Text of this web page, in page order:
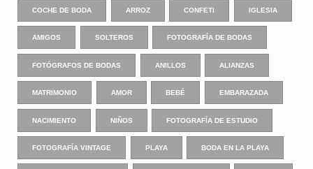
COCHE DE BODA ARROZ CONFETI IGLESIA
AMIGOS SOLTEROS FOTOGRAFÍA DE BODAS
FOTÓGRAFOS DE BODAS ANILLOS ALIANZAS
MATRIMONIO AMOR BEBÉ EMBARAZADA
NACIMIENTO NIÑOS FOTOGRAFÍA DE ESTUDIO
FOTOGRAFÍA VINTAGE PLAYA BODA EN LA PLAYA